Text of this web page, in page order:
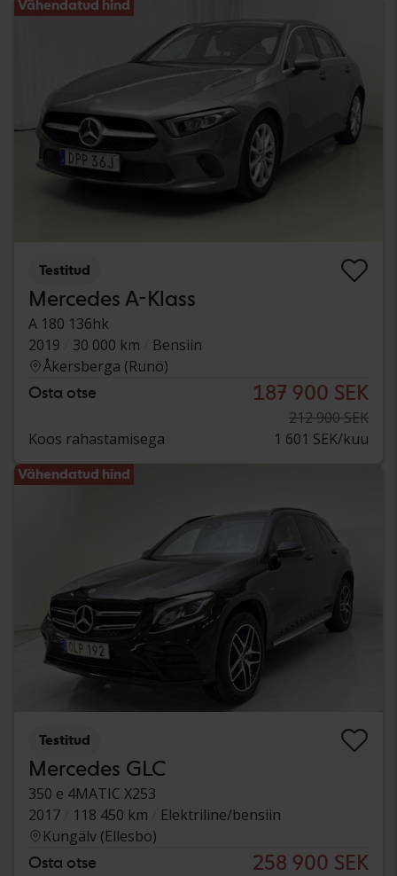
Vähendatud hind
Testitud
Mercedes A-Klass
A 180 136hk
2019
30 000 km
Bensiin
Åkersberga (Runö)
Osta otse 187 900 SEK
212 900 SEK
Koos rahastamisega
1 601 SEK/kuu
Vähendatud hind
Testitud
Mercedes GLC
350 e 4MATIC X253
2017
118 450 km
Elektriline/bensiin
Kungälv (Ellesbo)
Osta otse 258 900 SEK